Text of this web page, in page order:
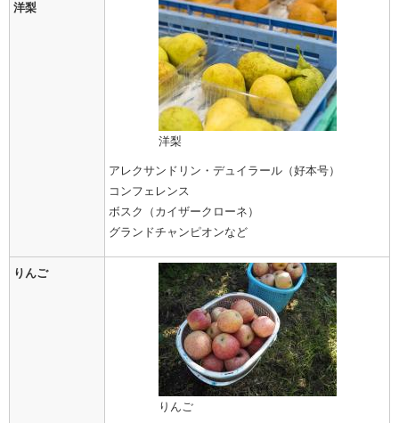
洋梨
洋梨
アレクサンドリン・デュイラール（好本号）
コンフェレンス
ボスク（カイザークローネ）
グランドチャンピオンなど
りんご
りんご